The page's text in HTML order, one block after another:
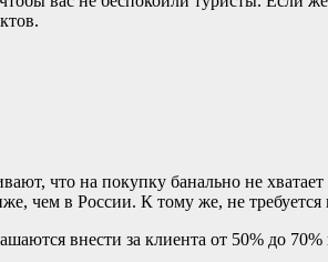
что на покупку банально не
чем в России. К тому же, не требуется
внести за клиента от 50% до